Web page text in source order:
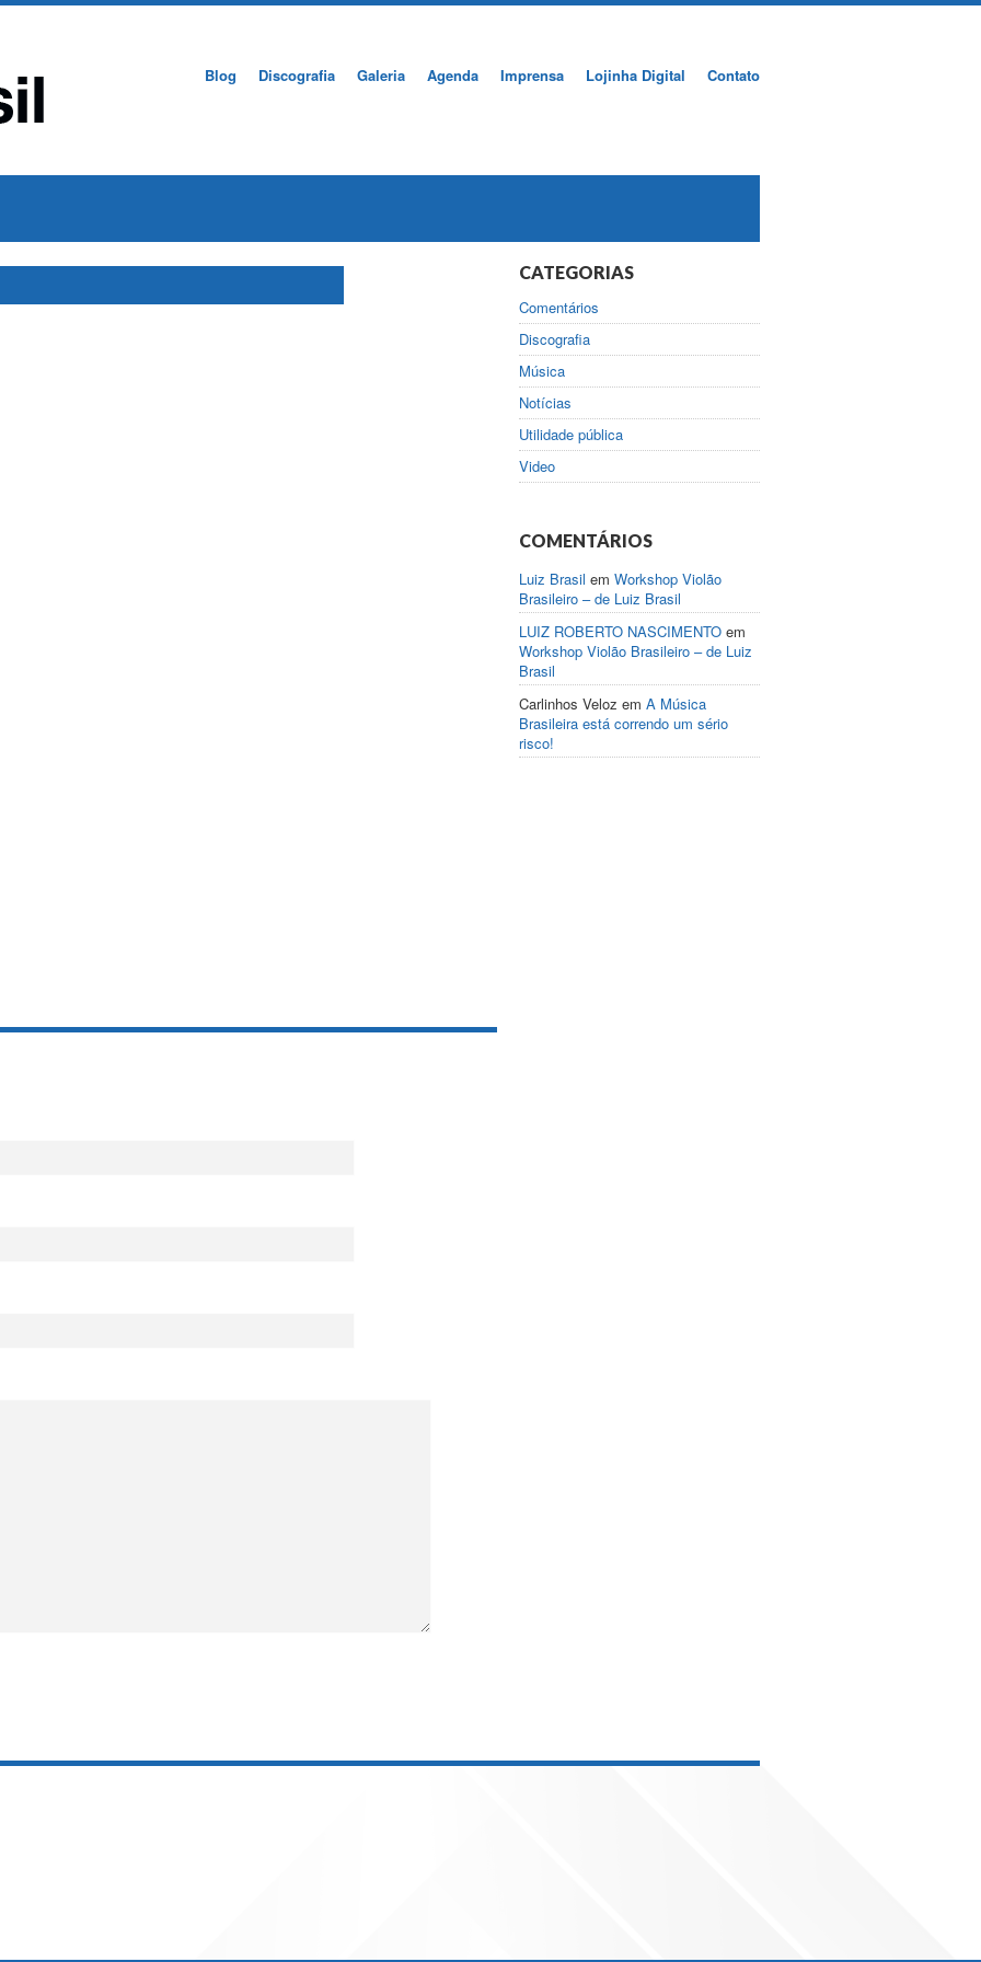
Blog Discografia Galeria Agenda Imprensa Lojinha Digital Contato
CATEGORIAS
Comentários
Discografia
Música
Notícias
Utilidade pública
Video
COMENTÁRIOS
Luiz Brasil em Workshop Violão
Brasileiro – de Luiz Brasil
LUIZ ROBERTO NASCIMENTO em
Workshop Violão Brasileiro – de Luiz
Brasil
Carlinhos Veloz em A Música
Brasileira está correndo um sério
risco!